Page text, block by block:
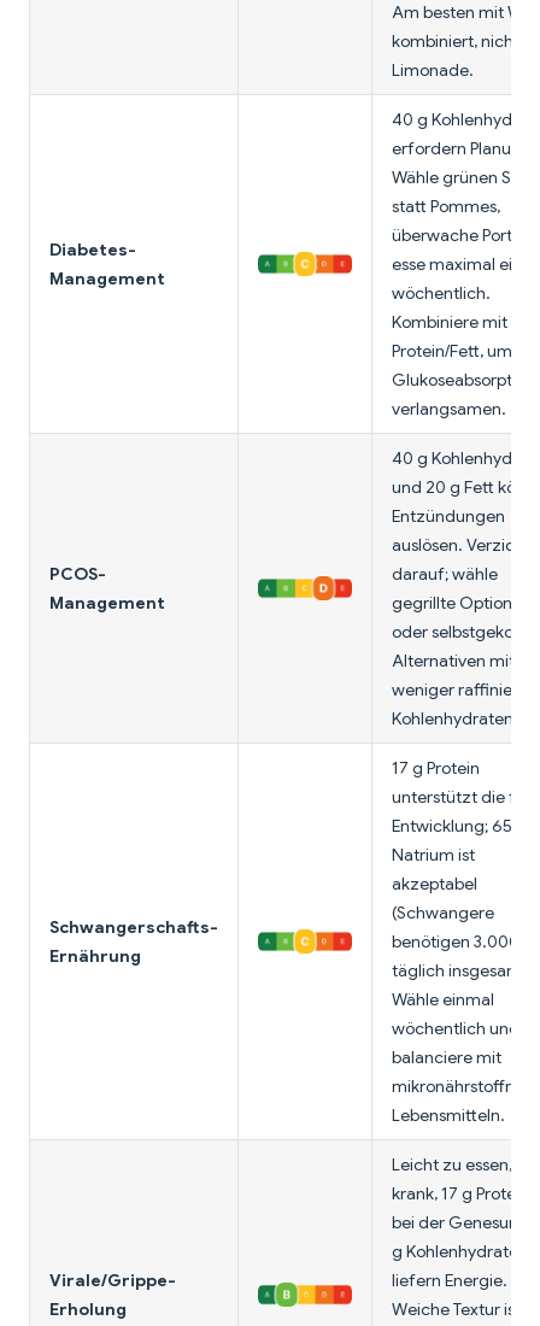
Am besten mit
kombiniert, nicht
Limonade.
Diabetes-
Management
40 g
erfordern Planung.
Wähle grünen Salat
statt Pommes,
überwache
esse maximal
wöchentlich.
Kombiniere mit
Protein/Fett, um
Glukoseabsorption
verlangsamen.
PCOS-
Management
40 g
und 20 g Fett
Entzündungen
auslösen. Verzichte
darauf; wähle
gegrillte Optionen
oder
Alternativen mit
weniger
Kohlenhydraten.
Schwangerschafts-
Ernährung
17 g Protein
unterstützt die
Entwicklung; 650
Natrium ist
akzeptabel
(Schwangere
benötigen 3.000
täglich insgesamt).
Wähle einmal
wöchentlich und
balanciere mit
Lebensmitteln.
Virale/Grippe-
Erholung
Leicht zu essen,
krank, 17 g Protein
bei der Genesung,
g Kohlenhydrate
liefern Energie.
Weiche Textur ist